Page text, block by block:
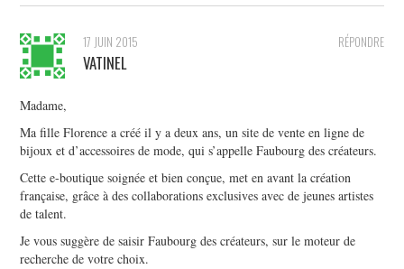
RÉPONDRE
17 JUIN 2015
VATINEL
Madame,
Ma fille Florence a créé il y a deux ans, un site de vente en ligne de
bijoux et d’accessoires de mode, qui s’appelle Faubourg des créateurs.
Cette e-boutique soignée et bien conçue, met en avant la création
française, grâce à des collaborations exclusives avec de jeunes artistes
de talent.
Je vous suggère de saisir Faubourg des créateurs, sur le moteur de
recherche de votre choix.